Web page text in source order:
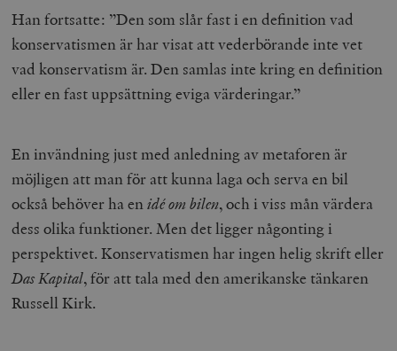
Han fortsatte: ”Den som slår fast i en definition vad
konservatismen är har visat att vederbörande inte vet
vad konservatism är. Den samlas inte kring en definition
eller en fast uppsättning eviga värderingar.”
En invändning just med anledning av metaforen är
möjligen att man för att kunna laga och serva en bil
också behöver ha enidé om bilen, och i viss mån värdera
dess olika funktioner. Men det ligger någonting i
perspektivet. Konservatismen har ingen helig skrift eller
Das Kapital, för att tala med den amerikanske tänkaren
Russell Kirk.